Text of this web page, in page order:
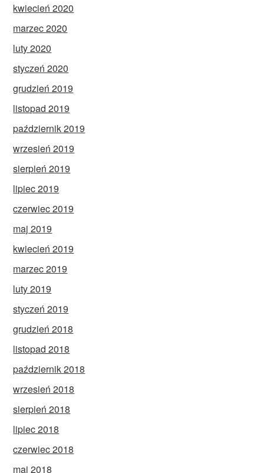
kwiecień 2020
marzec 2020
luty 2020
styczeń 2020
grudzień 2019
listopad 2019
październik 2019
wrzesień 2019
sierpień 2019
lipiec 2019
czerwiec 2019
maj 2019
kwiecień 2019
marzec 2019
luty 2019
styczeń 2019
grudzień 2018
listopad 2018
październik 2018
wrzesień 2018
sierpień 2018
lipiec 2018
czerwiec 2018
maj 2018